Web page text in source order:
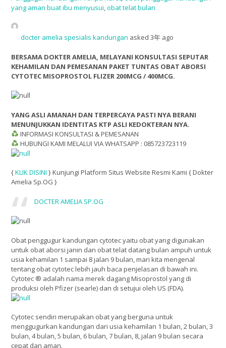
yang aman buat ibu menyusui,obat telat bulan
docter amelia spesialis kandungan asked 3年 ago
BERSAMA DOKTER AMELIA, MELAYANI KONSULTASI SEPUTAR
KEHAMILAN DAN PEMESANAN PAKET TUNTAS OBAT ABORSI
CYTOTEC MISOPROSTOL FLIZER 200MCG / 400MCG.
YANG ASLI AMANAH DAN TERPERCAYA PASTI NYA BERANI
MENUNJUKKAN IDENTITAS KTP ASLI KEDOKTERAN NYA.
INFORMASI KONSULTASI & PEMESANAN
HUBUNGI KAMI MELALUI VIA WHATSAPP : 085723723119
{KLIK DISINI } Kunjungi Platform Situs Website Resmi Kami { Dokter
Amelia Sp.OG }
DOCTER AMELIA SP.OG
Obat penggugur kandungan cytotec yaitu obat yang digunakan
untuk obat aborsi janin dan obat telat datang bulan ampuh untuk
usia kehamilan 1 sampai 8 jalan 9 bulan, mari kita mengenal
tentang obat cytotec lebih jauh baca penjelasan di bawah ini.
Cytotec ® adalah nama merek dagang Misoprostol yang di
produksi oleh Pfizer (searle) dan di setujui oleh US (FDA).
Cytotec sendiri merupakan obat yang berguna untuk
menggugurkan kandungan dari usia kehamilan 1 bulan, 2 bulan, 3
bulan, 4 bulan, 5 bulan, 6 bulan, 7 bulan, 8, jalan 9 bulan secara
cepat dan aman.